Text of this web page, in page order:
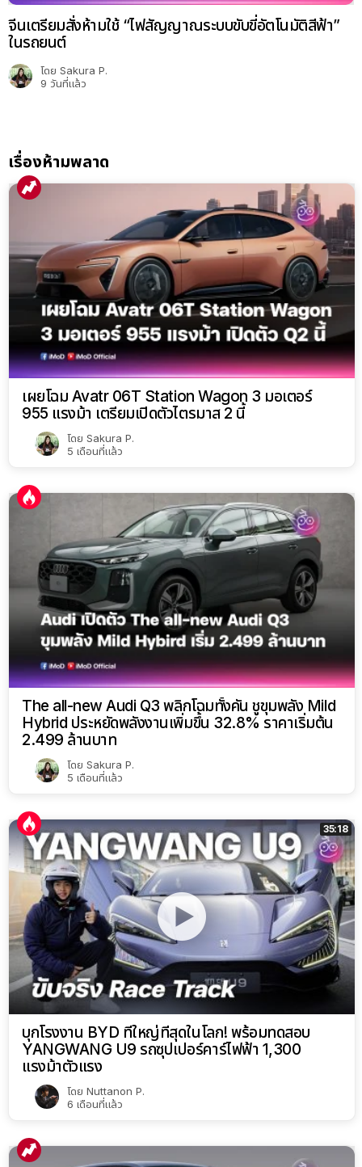
จีนเตรียมสั่งห้ามใช้ “ไฟสัญญาณระบบขับขี่อัตโนมัติสีฟ้า”
ในรถยนต์
โดย Sakura P.
9 วันที่แล้ว
เรื่องห้ามพลาด
เผยโฉม Avatr 06T Station Wagon 3 มอเตอร์
955 แรงม้า เตรียมเปิดตัวไตรมาส 2 นี้
โดย Sakura P.
5 เดือนที่แล้ว
The all-new Audi Q3 พลิกโฉมทั้งคัน ชูขุมพลัง Mild
Hybrid ประหยัดพลังงานเพิ่มขึ้น 32.8% ราคาเริ่มต้น
2.499 ล้านบาท
โดย Sakura P.
5 เดือนที่แล้ว
35:18
บุกโรงงาน BYD ที่ใหญ่ที่สุดในโลก! พร้อมทดสอบ
YANGWANG U9 รถซุปเปอร์คาร์ไฟฟ้า 1,300
แรงม้าตัวแรง
โดย Nuttanon P.
6 เดือนที่แล้ว